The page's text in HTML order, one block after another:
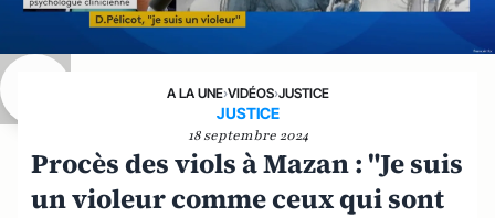
A LA UNE›VIDÉOS›JUSTICE
JUSTICE
18 septembre 2024
Procès des viols à Mazan : "Je suis
un violeur comme ceux qui sont